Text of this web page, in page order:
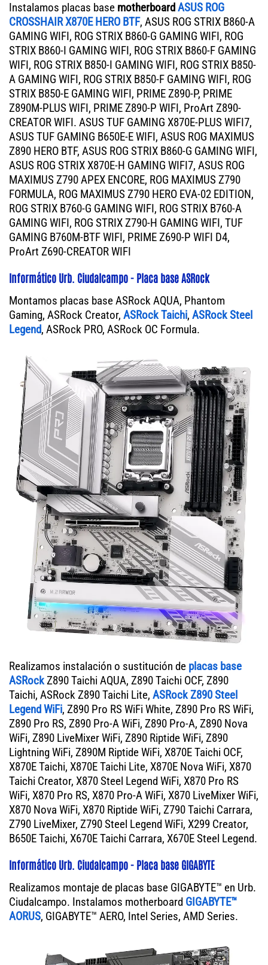
Instalamos placas base motherboardASUS ROG
CROSSHAIR X870E HERO BTF, ASUS ROG STRIX B860-A
GAMING WIFI, ROG STRIX B860-G GAMING WIFI, ROG
STRIX B860-I GAMING WIFI, ROG STRIX B860-F GAMING
WIFI, ROG STRIX B850-I GAMING WIFI, ROG STRIX B850-
A GAMING WIFI, ROG STRIX B850-F GAMING WIFI, ROG
STRIX B850-E GAMING WIFI, PRIME Z890-P, PRIME
Z890M-PLUS WIFI, PRIME Z890-P WIFI, ProArt Z890-
CREATOR WIFI. ASUS TUF GAMING X870E-PLUS WIFI7,
ASUS TUF GAMING B650E-E WIFI, ASUS ROG MAXIMUS
Z890 HERO BTF, ASUS ROG STRIX B860-G GAMING WIFI,
ASUS ROG STRIX X870E-H GAMING WIFI7, ASUS ROG
MAXIMUS Z790 APEX ENCORE, ROG MAXIMUS Z790
FORMULA, ROG MAXIMUS Z790 HERO EVA-02 EDITION,
ROG STRIX B760-G GAMING WIFI, ROG STRIX B760-A
GAMING WIFI, ROG STRIX Z790-H GAMING WIFI, TUF
GAMING B760M-BTF WIFI, PRIME Z690-P WIFI D4,
ProArt Z690-CREATOR WIFI
Informático Urb. Ciudalcampo - Placa base ASRock
Montamos placas base ASRock AQUA, Phantom
Gaming, ASRock Creator, ASRock Taichi, ASRock Steel
Legend, ASRock PRO, ASRock OC Formula.
Realizamos instalación o sustitución de placas base
ASRockZ890 Taichi AQUA, Z890 Taichi OCF, Z890
Taichi, ASRock Z890 Taichi Lite, ASRock Z890 Steel
Legend WiFi, Z890 Pro RS WiFi White, Z890 Pro RS WiFi,
Z890 Pro RS, Z890 Pro-A WiFi, Z890 Pro-A, Z890 Nova
WiFi, Z890 LiveMixer WiFi, Z890 Riptide WiFi, Z890
Lightning WiFi, Z890M Riptide WiFi, X870E Taichi OCF,
X870E Taichi, X870E Taichi Lite, X870E Nova WiFi, X870
Taichi Creator, X870 Steel Legend WiFi, X870 Pro RS
WiFi, X870 Pro RS, X870 Pro-A WiFi, X870 LiveMixer WiFi,
X870 Nova WiFi, X870 Riptide WiFi, Z790 Taichi Carrara,
Z790 LiveMixer, Z790 Steel Legend WiFi, X299 Creator,
B650E Taichi, X670E Taichi Carrara, X670E Steel Legend.
Informático Urb. Ciudalcampo - Placa base GIGABYTE
Realizamos montaje de placas base GIGABYTE™ en Urb.
Ciudalcampo. Instalamos motherboard GIGABYTE™
AORUS, GIGABYTE™ AERO, Intel Series, AMD Series.